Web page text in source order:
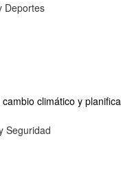
Deportes
climático y
Seguridad